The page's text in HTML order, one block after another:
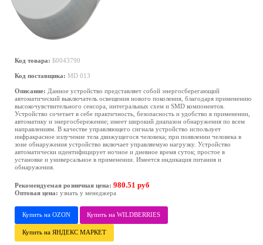
Код товара: Б0043790
Код поставщика: MD 013
Описание: Данное устройство представляет собой энергосберегающий
автоматический выключатель освещения нового поколения, благодаря применению
высокочувствительного сенсора, интегральных схем и SMD компонентов.
Устройство сочетает в себе практичность, безопасность и удобство в применении,
автоматику и энергосбережение; имеет широкий диапазон обнаружения по всем
направлениям. В качестве управляющего сигнала устройство использует
инфракрасное излучение тела движущегося человека; при появлении человека в
зоне обнаружения устройство включает управляемую нагрузку. Устройство
автоматически идентифицирует ночное и дневное время суток; простое в
установке и универсальное в применении. Имеется индикация питания и
обнаружения.
Рекомендуемая розничная цена: 980.51 руб
Оптовая цена: узнать у менеджера
Купить на OZON Купить на WILDBERRIES
Купить на ЯНДЕКС МАРКЕТ